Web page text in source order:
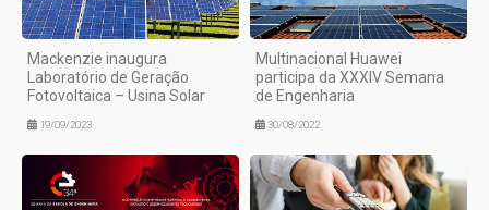
Mackenzie inaugura
Laboratório de Geração
Fotovoltaica – Usina Solar
19/09/2023
Multinacional Huawei
participa da XXXIV Semana
de Engenharia
30/08/2022